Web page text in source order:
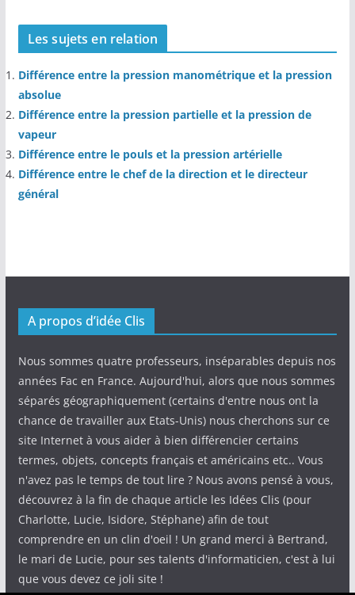
Les sujets en relation
Différence entre la pression manométrique et la pression
absolue
Différence entre la pression partielle et la pression de
vapeur
Différence entre le pouls et la pression artérielle
Différence entre le chef de la direction et le directeur
général
A propos d’idée Clis
Nous sommes quatre professeurs, inséparables depuis nos
années Fac en France. Aujourd'hui, alors que nous sommes
séparés géographiquement (certains d'entre nous ont la
chance de travailler aux Etats-Unis) nous cherchons sur ce
site Internet à vous aider à bien différencier certains
termes, objets, concepts français et américains etc.. Vous
n'avez pas le temps de tout lire ? Nous avons pensé à vous,
découvrez à la fin de chaque article les Idées Clis (pour
Charlotte, Lucie, Isidore, Stéphane) afin de tout
comprendre en un clin d'oeil ! Un grand merci à Bertrand,
le mari de Lucie, pour ses talents d'informaticien, c'est à lui
que vous devez ce joli site !